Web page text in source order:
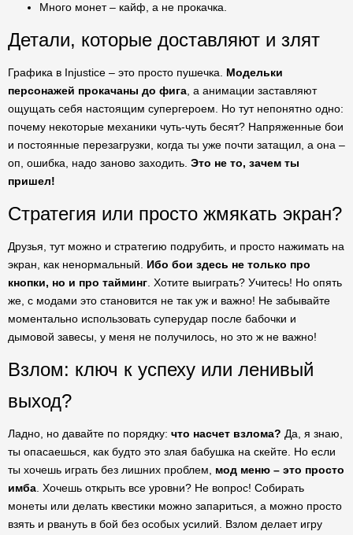
Много монет – кайф, а не прокачка.
Детали, которые доставляют и злят
Графика в Injustice – это просто пушечка. Модельки
персонажей прокачаны до фига , а анимации заставляют
ощущать себя настоящим супергероем. Но тут непонятно одно:
почему некоторые механики чуть-чуть бесят? Напряженные бои
и постоянные перезагрузки, когда ты уже почти затащил, а она –
оп, ошибка, надо заново заходить. Это не то, зачем ты
пришел!
Стратегия или просто жмякать экран?
Друзья, тут можно и стратегию подрубить, и просто нажимать на
экран, как ненормальный. Ибо бои здесь не только про
кнопки, но и про тайминг . Хотите выиграть? Учитесь! Но опять
же, с модами это становится не так уж и важно! Не забывайте
моментально использовать суперудар после бабочки и
дымовой завесы, у меня не получилось, но это ж не важно!
Взлом: ключ к успеху или ленивый
выход?
Ладно, но давайте по порядку: что насчет взлома? Да, я знаю,
ты опасаешься, как будто это злая бабушка на скейте. Но если
ты хочешь играть без лишних проблем, мод меню – это просто
имба . Хочешь открыть все уровни? Не вопрос! Собирать
монеты или делать квестики можно запариться, а можно просто
взять и рвануть в бой без особых усилий. Взлом делает игру